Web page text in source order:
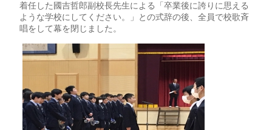
着任した國吉哲郎副校長先生による「卒業後に誇りに思える
ような学校にしてください。」との式辞の後、全員で校歌斉
唱をして幕を閉じました。